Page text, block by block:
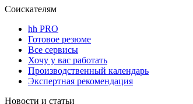
Соискателям
hh PRO
Готовое резюме
Все сервисы
Хочу у вас работать
Производственный календарь
Экспертная рекомендация
Новости и статьи